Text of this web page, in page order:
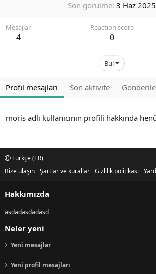
Son görülme 3 Haz 2025
Mesajlar
4
Reaction score
0
Bul
Profil mesajları Son aktivite
moris adlı kullanıcının profili hakkında
Türkçe (TR)
Bize ulaşın Şartlar ve kurallar Gizlilik politikası
Hakkımızda
asdadasdadasd
Neler yeni
Yeni mesajlar
Yeni profil mesajları